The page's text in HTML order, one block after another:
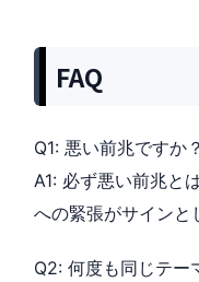
FAQ
Q1: 悪い前兆ですか？
A1: 必ず悪い前兆と
への緊張がサインと
Q2: 何度も同じテー